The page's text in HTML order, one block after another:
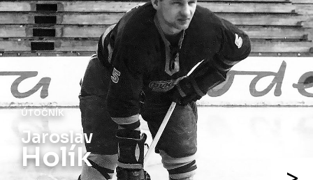
ÚTOČNÍK
Jiří
Holík